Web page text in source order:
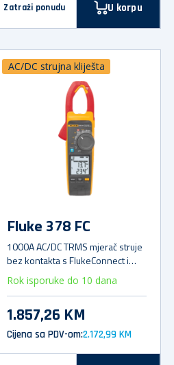
Zatraži ponudu U korpu
AC/DC strujna kliješta
Fluke 378 FC
1000A AC/DC TRMS mjerač struje
bez kontakta s FlukeConnect i
iFlex 2500A AC
Rok isporuke do 10 dana
1.857,26 KM
Cijena sa PDV-om:2.172,99 KM